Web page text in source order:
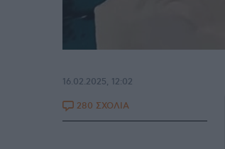
16.02.2025, 12:02
280 ΣΧΟΛΙΑ